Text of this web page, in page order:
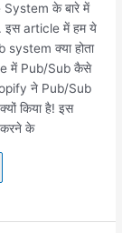
के बारे में
इस article में हम ये
system क्या होता
में Pub/Sub कैसे
ने Pub/Sub
किया है! इस
के